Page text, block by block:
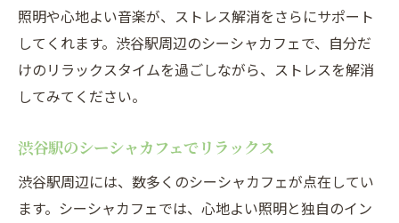
照明や心地よい音楽が、ストレス解消をさらにサポート
してくれます。渋谷駅周辺のシーシャカフェで、自分だ
けのリラックスタイムを過ごしながら、ストレスを解消
してみてください。
渋谷駅のシーシャカフェでリラックス
渋谷駅周辺には、数多くのシーシャカフェが点在してい
ます。シーシャカフェでは、心地よい照明と独自のイン